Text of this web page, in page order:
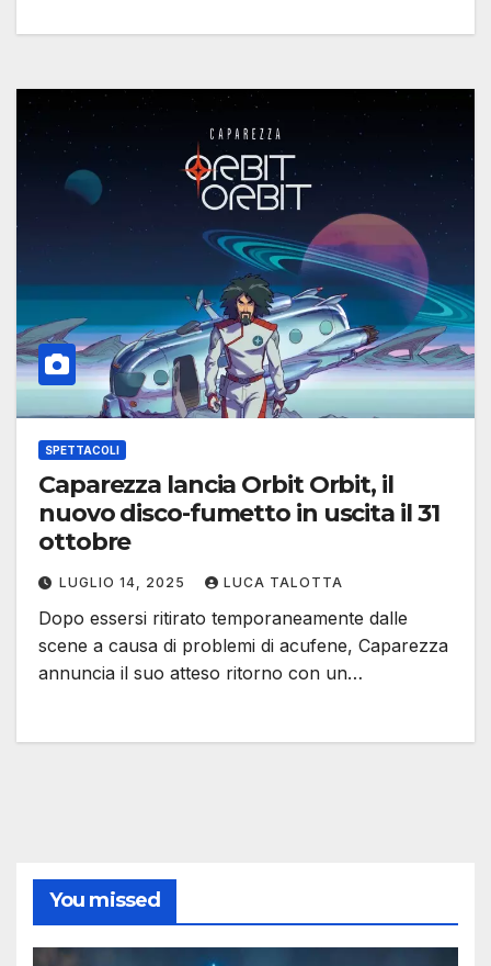
SPETTACOLI
Caparezza lancia Orbit Orbit, il
nuovo disco-fumetto in uscita il 31
ottobre
LUGLIO 14, 2025 LUCA TALOTTA
Dopo essersi ritirato temporaneamente dalle
scene a causa di problemi di acufene, Caparezza
annuncia il suo atteso ritorno con un…
You missed